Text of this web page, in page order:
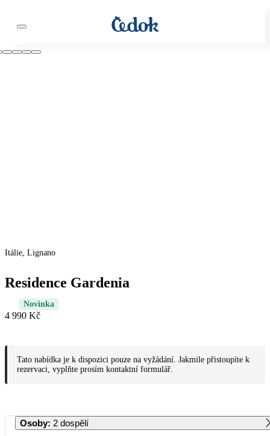
Itálie, Lignano
Residence Gardenia
Novinka
4 990 Kč
Tato nabídka je k dispozici pouze na vyžádání. Jakmile přistoupíte k
rezervaci, vyplňte prosím kontaktní formulář.
Osoby: 2 dospělí